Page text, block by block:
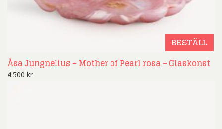
BESTÄLL
Åsa Jungnelius – Mother of Pearl rosa – Glaskonst
4.500 kr